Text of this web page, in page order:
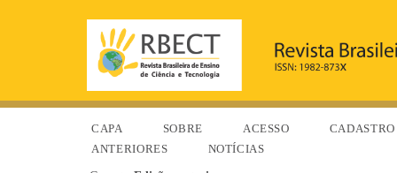
CAPA SOBRE ACESSO
CADASTRO
ANTERIORES
NOTÍCIAS